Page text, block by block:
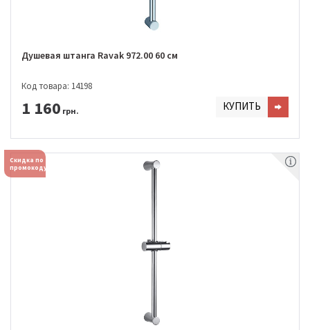
Душевая штанга Ravak 972.00 60 см
Код товара: 14198
1 160 грн. КУПИТЬ
Скидка по
промокоду